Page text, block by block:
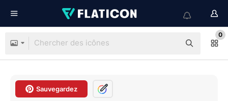
0
Sauvegardez